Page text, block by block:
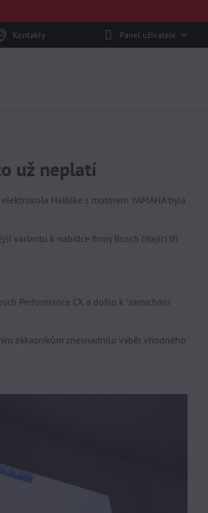
Kontakty Panel uživatele
už neplatí
Haibike s motorem YAMAHA byla
variantu k nabídce firmy Bosch čítající tři
Performance CX a došlo k "zamíchání
zákazníkům znesnadnilo výběr vhodného